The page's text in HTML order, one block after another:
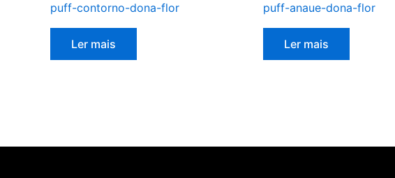
puff-contorno-dona-flor
Ler mais
puff-anaue-dona-flor
Ler mais